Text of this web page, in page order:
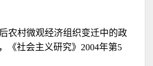
农村微观经济组织变迁中的政
《社会主义研究》2004年第5